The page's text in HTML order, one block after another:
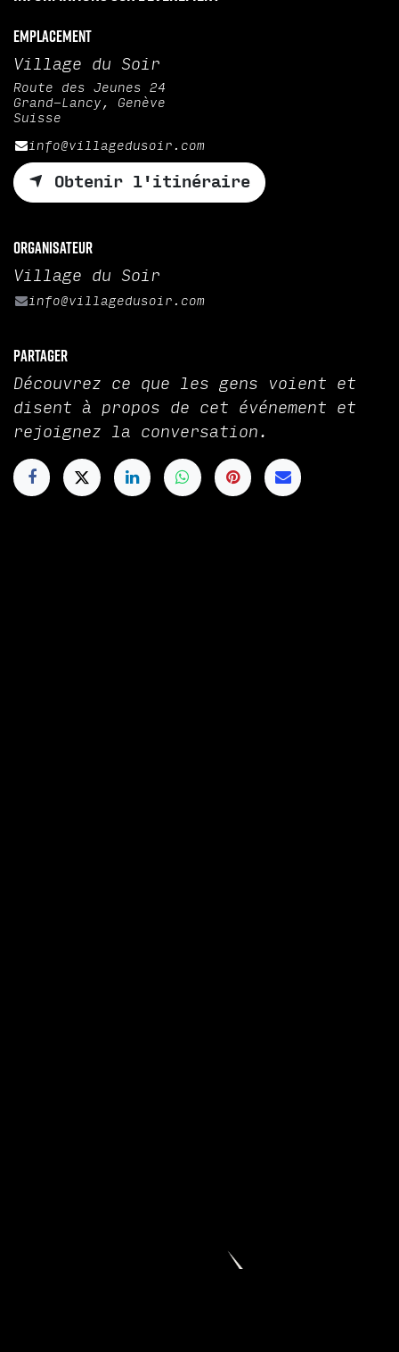
Emplacement
Village du Soir
Route des Jeunes 24
Grand-Lancy, Genève
Suisse
info@villagedusoir.com
Obtenir l'itinéraire
Organisateur
Village du Soir
info@villagedusoir.com
Partager
Découvrez ce que les gens voient et
disent à propos de cet événement et
rejoignez la conversation.